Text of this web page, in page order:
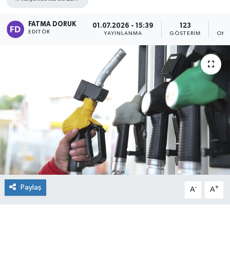
FATMA DORUK
EDITÖR
01.07.2026 - 15:39
YAYINLANMA
123
GÖSTERIM
Paylaş A- A+